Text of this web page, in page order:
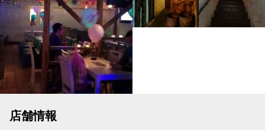
店舗情報